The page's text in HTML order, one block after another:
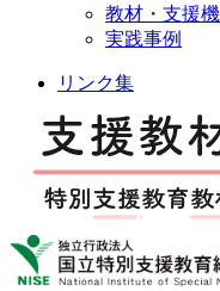
教材・支援
実践事例
リンク集